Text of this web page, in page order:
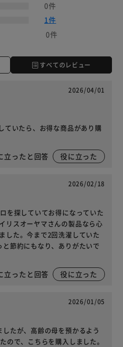
0件
1件
0件
すべてのレビュー
2026/04/01
ていたら、お得な商品があり購
立ったと回答 役に立った
2026/02/18
を探していてお得になっていた
リスオーヤマさんの製品なら心
した。今まで2回洗濯していた
節約にもなり、ありがたいで
立ったと回答 役に立った
2026/01/05
たが、高齢の母を預かるよう
ので、こちらを購入しました。